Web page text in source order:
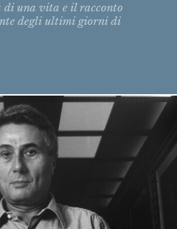
di una vita e il racconto
degli ultimi giorni di